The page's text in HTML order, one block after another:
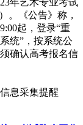
年艺术专业考试
。《公告》称，
起，登录“重
统”，按系统公
确认高考报名信
息采集提醒